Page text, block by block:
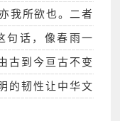
我所欲也。二者
句话，像春雨一
古到今亘古不变
的韧性让中华文